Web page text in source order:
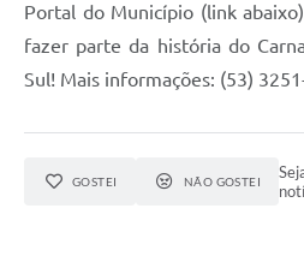
Portal do Município (link
fazer parte da história do
Sul! Mais informações: (53)
GOSTEI NÃO GOSTEI